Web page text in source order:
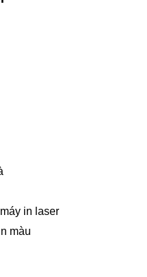
in laser
màu